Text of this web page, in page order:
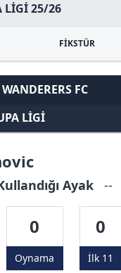
LIGI 25/26
FİKSTÜR
FC
LIGI
Ayak --
0
Oynama
0
İlk 11